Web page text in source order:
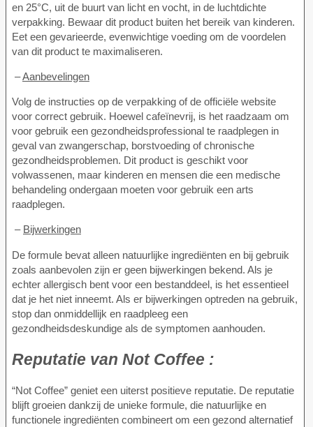
en 25°C, uit de buurt van licht en vocht, in de luchtdichte
verpakking. Bewaar dit product buiten het bereik van kinderen.
Eet een gevarieerde, evenwichtige voeding om de voordelen
van dit product te maximaliseren.
–Aanbevelingen
Volg de instructies op de verpakking of de officiële website
voor correct gebruik. Hoewel cafeïnevrij, is het raadzaam om
voor gebruik een gezondheidsprofessional te raadplegen in
geval van zwangerschap, borstvoeding of chronische
gezondheidsproblemen. Dit product is geschikt voor
volwassenen, maar kinderen en mensen die een medische
behandeling ondergaan moeten voor gebruik een arts
raadplegen.
– Bijwerkingen
De formule bevat alleen natuurlijke ingrediënten en bij gebruik
zoals aanbevolen zijn er geen bijwerkingen bekend. Als je
echter allergisch bent voor een bestanddeel, is het essentieel
dat je het niet inneemt. Als er bijwerkingen optreden na gebruik,
stop dan onmiddellijk en raadpleeg een
gezondheidsdeskundige als de symptomen aanhouden.
Reputatie van Not Coffee :
“Not Coffee” geniet een uiterst positieve reputatie. De reputatie
blijft groeien dankzij de unieke formule, die natuurlijke en
functionele ingrediënten combineert om een gezond alternatief